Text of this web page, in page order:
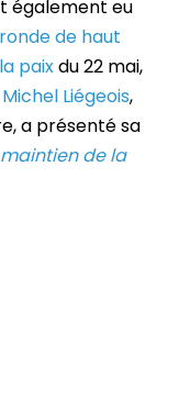
également eu
de haut
paixdu 22 mai,
Liégeois,
a présenté sa
maintien de la